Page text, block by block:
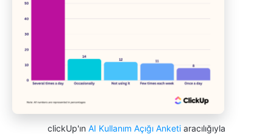
clickUp'ın AI Kullanım Açığı Anketi aracılığıyla